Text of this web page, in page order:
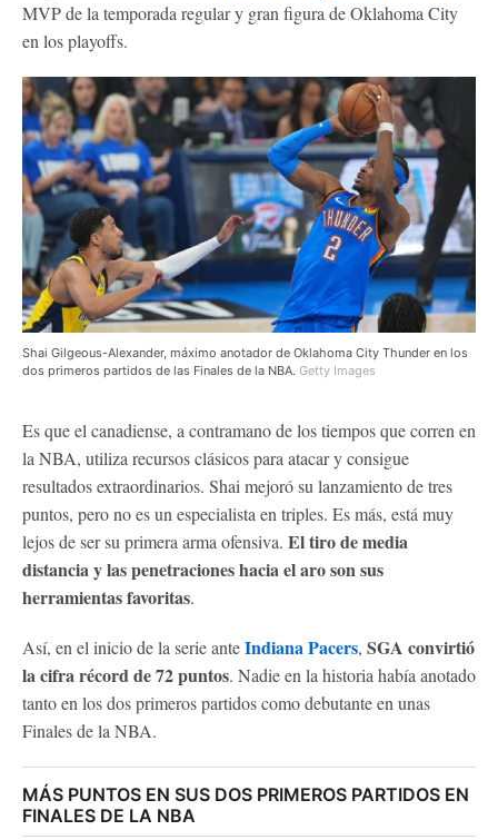
MVP de la temporada regular y gran figura de Oklahoma City
en los playoffs.
Shai Gilgeous-Alexander, máximo anotador de Oklahoma City Thunder en los
dos primeros partidos de las Finales de la NBA. Getty Images
Es que el canadiense, a contramano de los tiempos que corren en
la NBA, utiliza recursos clásicos para atacar y consigue
resultados extraordinarios. Shai mejoró su lanzamiento de tres
puntos, pero no es un especialista en triples. Es más, está muy
lejos de ser su primera arma ofensiva. El tiro de media
distancia y las penetraciones hacia el aro son sus
herramientas favoritas.
Así, en el inicio de la serie anteIndiana Pacers, SGA convirtió
la cifra récord de 72 puntos. Nadie en la historia había anotado
tanto en los dos primeros partidos como debutante en unas
Finales de la NBA.
MÁS PUNTOS EN SUS DOS PRIMEROS PARTIDOS EN
FINALES DE LA NBA